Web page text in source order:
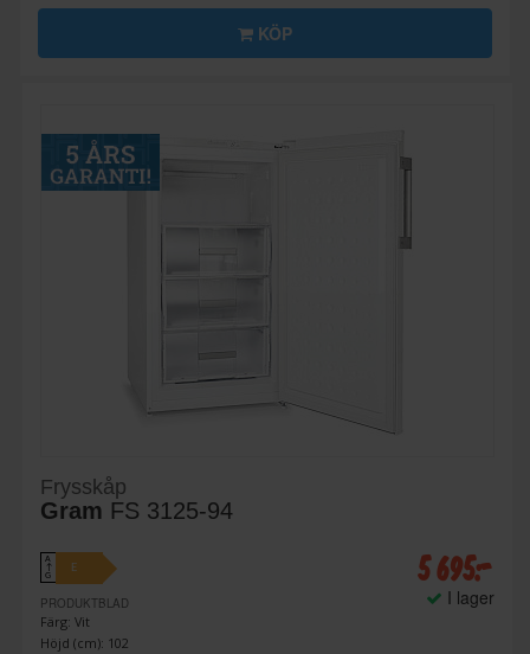
KÖP
Frysskåp
Gram FS 3125-94
A
↑
G
E
PRODUKTBLAD
Färg: Vit
Höjd (cm): 102
5 695:-
I lager